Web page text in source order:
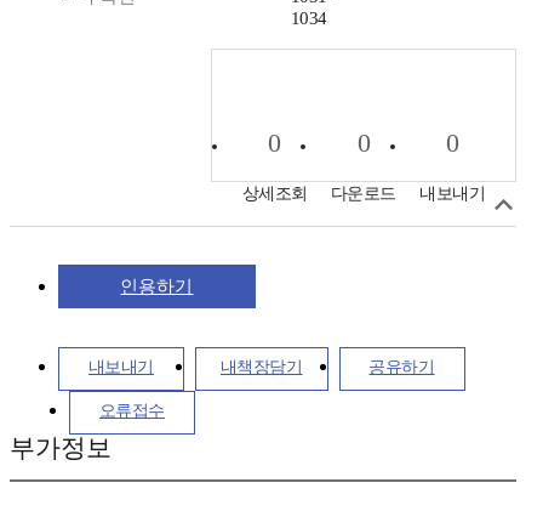
1034
0
상세조회
0
다운로드
0
내보내기
인용하기
내보내기 내책장담기 공유하기
오류접수
부가정보